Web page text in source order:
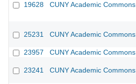
19628 CUNY Academic Commons
25231 CUNY Academic Commons
23957 CUNY Academic Commons
23241 CUNY Academic Commons